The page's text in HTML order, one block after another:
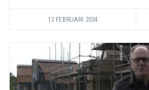
12 FEBRUARI 2024